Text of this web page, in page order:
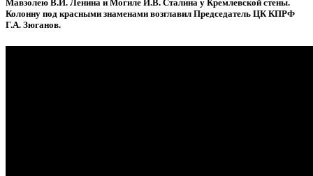
Мавзолею В.И. Ленина и Могиле И.В. Сталина у Кремлевской стены.
Колонну под красными знаменами возглавил Председатель ЦК КПРФ
Г.А. Зюганов.